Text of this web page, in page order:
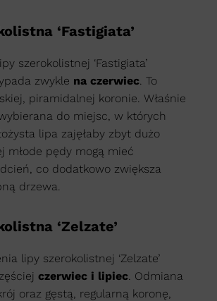
‘Fastigiata’
szerokolistnej ‘Fastigiata’
zwykle na czerwiec. To
piramidalnej koronie. Właśnie
do miejsc, w których
lipa zajęłaby zbyt dużo
młode pędy mogą mieć
co dodatkowo zwiększa
drzewa.
‘Zelzate’
lipy szerokolistnej ‘Zelzate’
czerwiec i lipiec. Odmiana
oraz gęstą, regularną koronę,